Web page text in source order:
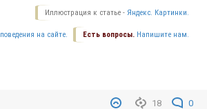
Иллюстрация к статье - Яндекс. Картинки.
Есть вопросы. Напишите нам.
поведения на сайте.
18 0